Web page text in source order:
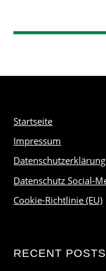
Startseite
Impressum
Datenschutzerklärung
Datenschutz Social-
Cookie-Richtlinie (EU)
RECENT POSTS